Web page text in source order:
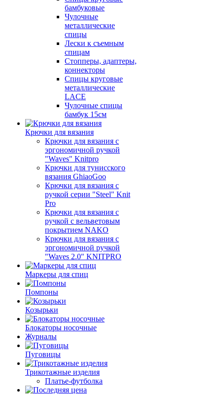
бамбуковые
Чулочные
металлические
спицы
Лески к съемным
спицам
Стопперы, адаптеры,
коннекторы
Спицы круговые
металлические
LACE
Чулочные спицы
бамбук 15см
Крючки для вязания
Крючки для вязания с
эргономичной ручкой
"Waves" Knitpro
Крючки для тунисского
вязания GhiaoGoo
Крючки для вязания с
ручкой серии "Steel" Knit
Pro
Крючки для вязания с
ручкой с вельветовым
покрытием NAKO
Крючки для вязания с
эргономичной ручкой
"Waves 2.0" KNITPRO
Маркеры для спиц
Помпоны
Козырьки
Блокаторы носочные
Журналы
Пуговицы
Трикотажные изделия
Платье-футболка